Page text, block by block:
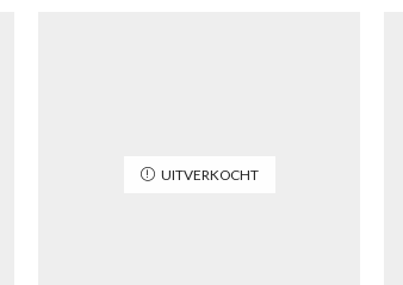
UITVERKOCHT